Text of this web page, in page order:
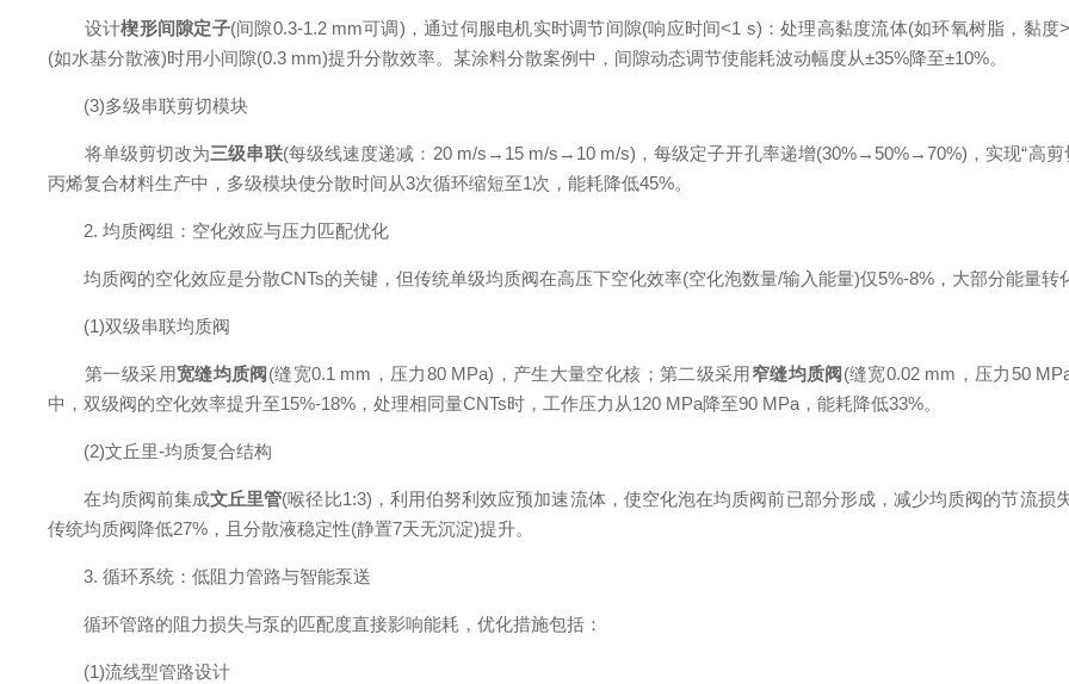
设计楔形间隙定子(间隙0.3-1.2 mm可调)，通过伺服电机实时调节间隙(响应时间<1 s)：处理高黏度流体(如环氧树脂，黏
(如水基分散液)时用小间隙(0.3 mm)提升分散效率。某涂料分散案例中，间隙动态调节使能耗波动幅度从±35%降至±10%。
(3)多级串联剪切模块
将单级剪切改为三级串联(每级线速度递减：20 m/s→15 m/s→10 m/s)，每级定子开孔率递增(30%→50%→70%)，实现“高剪
丙烯复合材料生产中，多级模块使分散时间从3次循环缩短至1次，能耗降低45%。
2. 均质阀组：空化效应与压力匹配优化
均质阀的空化效应是分散CNTs的关键，但传统单级均质阀在高压下空化效率(空化泡数量/输入能量)仅5%-8%，大部分能量转
(1)双级串联均质阀
第一级采用宽缝均质阀(缝宽0.1 mm，压力80 MPa)，产生大量空化核；第二级采用 窄缝均质阀(缝宽0.02 mm，压力50
中，双级阀的空化效率提升至15%-18%，处理相同量CNTs时，工作压力从120 MPa降至90 MPa，能耗降低33%。
(2)文丘里-均质复合结构
在均质阀前集成文丘里管(喉径比1:3)，利用伯努利效应预加速流体，使空化泡在均质阀前已部分形成，减少均质阀的节流
传统均质阀降低27%，且分散液稳定性(静置7天无沉淀)提升。
3. 循环系统：低阻力管路与智能泵送
循环管路的阻力损失与泵的匹配度直接影响能耗，优化措施包括：
(1)流线型管路设计